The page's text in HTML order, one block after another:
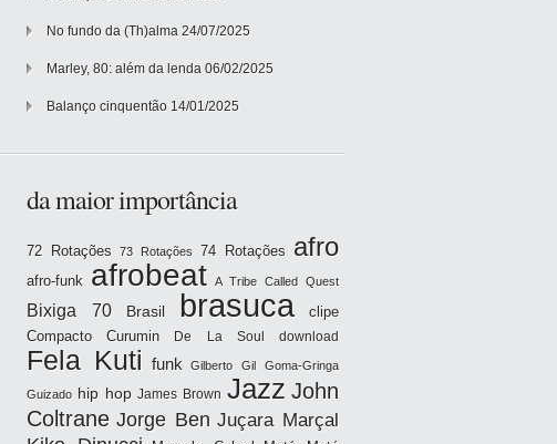
No fundo da (Th)alma 24/07/2025
Marley, 80: além da lenda 06/02/2025
Balanço cinquentão 14/01/2025
da maior importância
72 Rotações 73 Rotações 74 Rotações afro
afro-funk afrobeat A Tribe Called Quest
Bixiga 70 Brasil brasuca
clipe
Compacto
Curumin De La Soul download
Fela Kuti funk Gilberto Gil Goma-Gringa
Guizado hip hop James Brown Jazz John
Coltrane Jorge Ben Juçara Marçal